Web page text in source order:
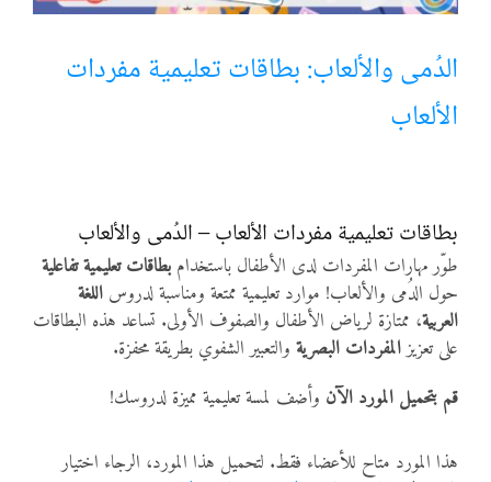
أنواع الموارد
الألعاب التفاعلية
الدُمى والألعاب: بطاقات تعليمية مفردات
الألعاب
بطاقات تعليمية مفردات الألعاب – الدُمى والألعاب
طوّر مهارات المفردات لدى الأطفال باستخدام بطاقات تعليمية تفاعلية
حول الدُمى والألعاب! موارد تعليمية ممتعة ومناسبة لدروس اللغة
العربية، ممتازة لرياض الأطفال والصفوف الأولى. تساعد هذه البطاقات
على تعزيزالمفردات البصرية والتعبير الشفوي بطريقة محفزة.
قم بتحميل المورد الآن وأضف لمسة تعليمية مميزة لدروسك!
هذا المورد متاح للأعضاء فقط. لتحميل هذا المورد، الرجاء اختيار